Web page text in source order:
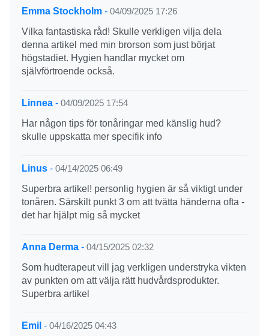
Emma Stockholm - 04/09/2025 17:26
Vilka fantastiska råd! Skulle verkligen vilja dela
denna artikel med min brorson som just börjat
högstadiet. Hygien handlar mycket om
självförtroende också.
Linnea - 04/09/2025 17:54
Har någon tips för tonåringar med känslig hud?
skulle uppskatta mer specifik info
Linus - 04/14/2025 06:49
Superbra artikel! personlig hygien är så viktigt under
tonåren. Särskilt punkt 3 om att tvätta händerna ofta -
det har hjälpt mig så mycket
Anna Derma - 04/15/2025 02:32
Som hudterapeut vill jag verkligen understryka vikten
av punkten om att välja rätt hudvårdsprodukter.
Superbra artikel
Emil - 04/16/2025 04:43